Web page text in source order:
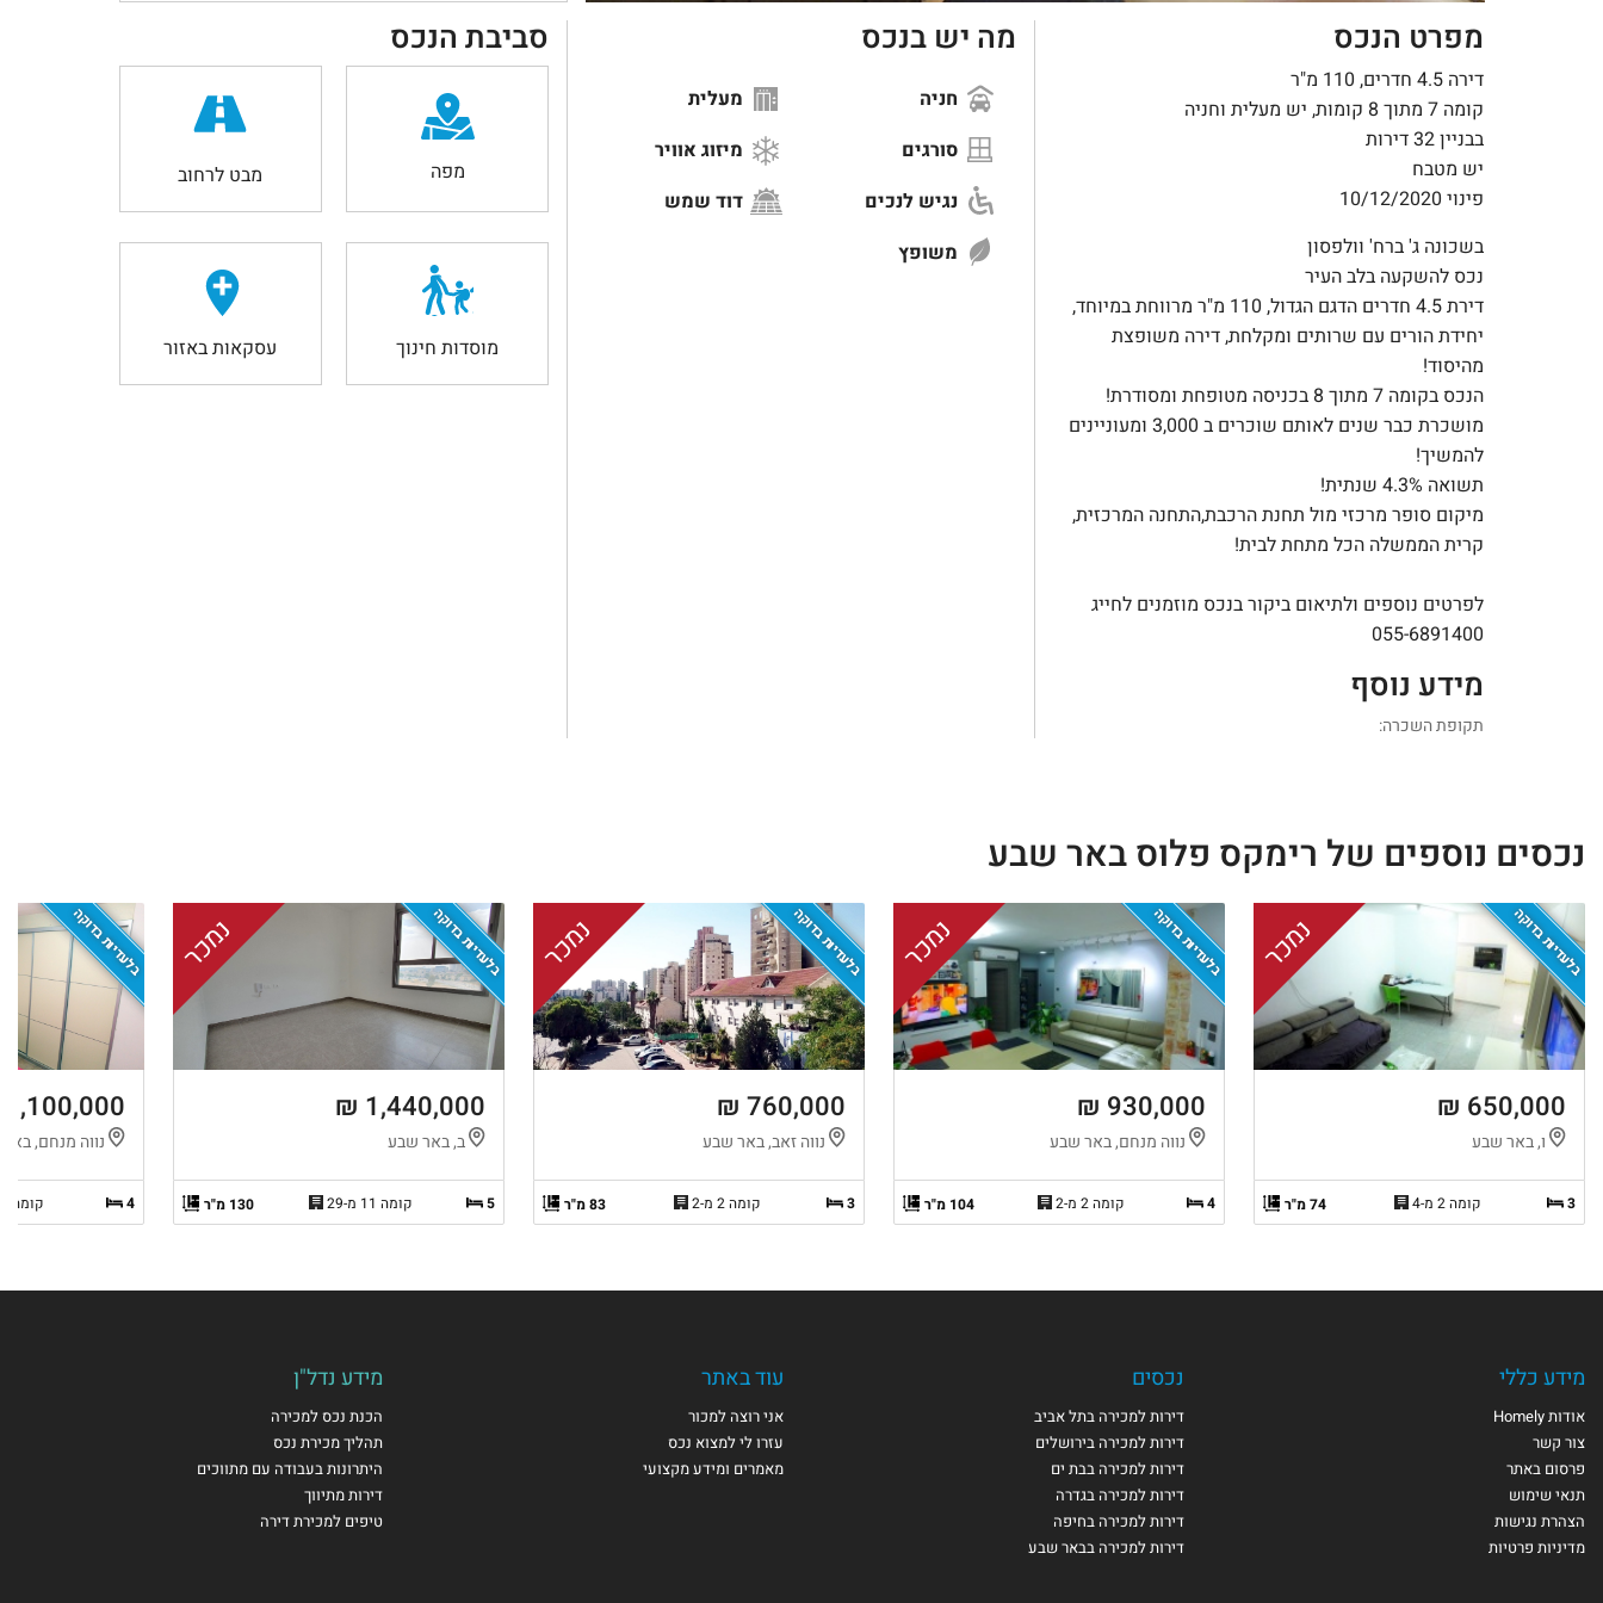
מפרט הנכס
דירה 4.5 חדרים, 110 מ"ר
קומה 7 מתוך 8 קומות, יש מעלית וחניה
בבניין 32 דירות
יש מטבח
פינוי 10/12/2020
בשכונה ג' ברח' וולפסון
נכס להשקעה בלב העיר
דירת 4.5 חדרים הדגם הגדול, 110 מ"ר מרווחת במיוחד,
יחידת הורים עם שרותים ומקלחת, דירה משופצת
מהיסוד!
הנכס בקומה 7 מתוך 8 בכניסה מטופחת ומסודרת!
מושכרת כבר שנים לאותם שוכרים ב 3,000 ומעוניינים
להמשיך!
תשואה 4.3% שנתית!
מיקום סופר מרכזי מול תחנת הרכבת,התחנה המרכזית,
קרית הממשלה הכל מתחת לבית!
לפרטים נוספים ולתיאום ביקור בנכס מוזמנים לחייג
055-6891400
מידע נוסף
תקופת השכרה:
מה יש בנכס
חניה
מעלית
סורגים
מיזוג אוויר
נגיש לנכים
דוד שמש
משופץ
סביבת הנכס
מפה מבט לרחוב
מוסדות חינוך עסקאות באזור
נכסים נוספים של רימקס פלוס באר שבע
בלעדיות בדוקה נמכר
650,000 ₪
ו, באר שבע
3 קומה 2 מ-4 74 מ"ר
בלעדיות בדוקה נמכר
930,000 ₪
נווה מנחם, באר שבע
4 קומה 2 מ-2 104 מ"ר
בלעדיות בדוקה נמכר
760,000 ₪
נווה זאב, באר שבע
3 קומה 2 מ-2 83 מ"ר
בלעדיות בדוקה נמכר
1,440,000 ₪
ב, באר שבע
5 קומה 11 מ-29 130 מ"ר
בלעדיות בדוקה
1,100,000 ₪
נווה מנחם,
4 קומה 3 מ-3
מידע כללי
אודות Homely
צור קשר
פרסום באתר
תנאי שימוש
הצהרת נגישות
מדיניות פרטיות
נכסים
דירות למכירה בתל אביב
דירות למכירה בירושלים
דירות למכירה בבת ים
דירות למכירה בגדרה
דירות למכירה בחיפה
דירות למכירה בבאר שבע
עוד באתר
אני רוצה למכור
עזרו לי למצוא נכס
מאמרים ומידע מקצועי
מידע נדל"ן
הכנת נכס למכירה
תהליך מכירת נכס
היתרונות בעבודה עם מתווכים
דירות מתיווך
טיפים למכירת דירה